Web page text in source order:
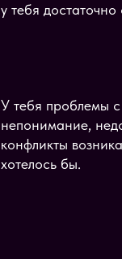
у тебя
У тебя проблемы
непонимание,
конфликты
хотелось бы.